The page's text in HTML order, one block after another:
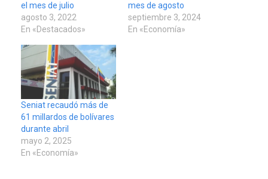
el mes de julio
agosto 3, 2022
En «Destacados»
mes de agosto
septiembre 3, 2024
En «Economía»
Seniat recaudó más de
61 millardos de bolívares
durante abril
mayo 2, 2025
En «Economía»